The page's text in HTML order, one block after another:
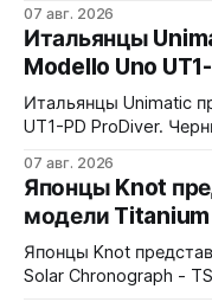
контрастирует с
керамики и титана
куполом,
водозащита 100 метров. Ремешки на выбор -
текстильный, чёрный
07 авг. 2026
Итальянцы
Modello Uno
Итальянцы Unimatic
UT1-PD ProDiver. Черный матовый циферблат, безель с
стекло 2,5 мм с антибликом. Крышка с
дайверской маски.
810H. Водозащита 300 метров.
кварц На черном
07 авг. 2026
Японцы Knot
модели
Японцы Knot
Solar Chronograph -